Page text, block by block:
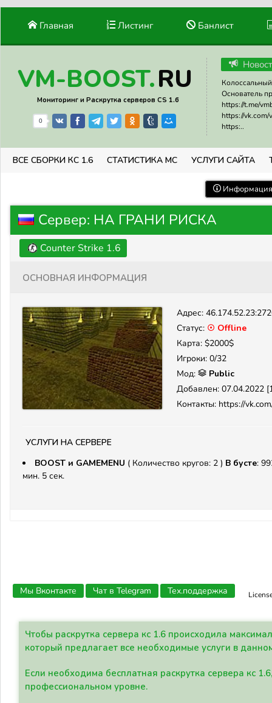
Главная Листинг Банлист
VM-BOOST.RU
Мониторинг и Раскрутка серверов CS 1.6
0
Основатель
https://t.me/
https://vk.com/
https:..
ВСЕ СБОРКИ КС 1.6 СТАТИСТИКА МС УСЛУГИ САЙТА
Сервер: НА ГРАНИ РИСКА
Counter Strike 1.6
Основная информация
Адрес:
Статус: ☉ Offline
Карта: $2000$
Игроки: 0/32
Мод:
Public
Добавлен: 07.04.2022
Контакты: https://
Услуги на сервере
BOOST и GAMEMENU ( Количество кругов: 2 ) В бусте:
мин. 5 сек.
Мы Вконтакте Чат в Telegram Тех.поддержка
Чтобы раскрутка сервера кс 1.6 происходила
который предлагает все необходимые услуги в
Если необходима бесплатная раскрутка сервера кс
профессиональном уровне.